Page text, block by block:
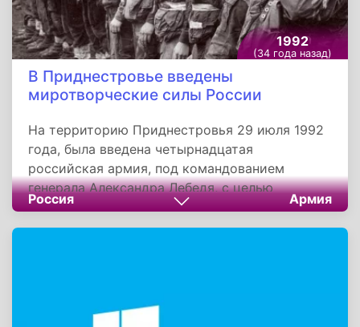
1992
(34 года назад)
В Приднестровье введены
миротворческие силы России
На территорию Приднестровья 29 июля 1992
года, была введена четырнадцатая
российская армия, под командованием
генерала Александра Лебедя, с целью
прекращения боевых действий между
конфликтующими сторонами и отвода их
Россия Армия